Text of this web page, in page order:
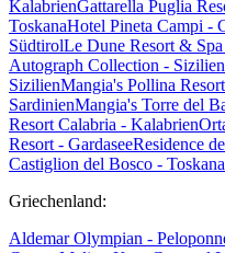
KalabrienGattarella Puglia
ToskanaHotel Pineta Campi -
SüdtirolLe Dune Resort &
Autograph Collection - Sizilien
SizilienMangia's Pollina
SardinienMangia's Torre del
Resort Calabria - Kalabrien
Resort - GardaseeResidence
Castiglion del Bosco - Toskana
Griechenland:
Aldemar Olympian -